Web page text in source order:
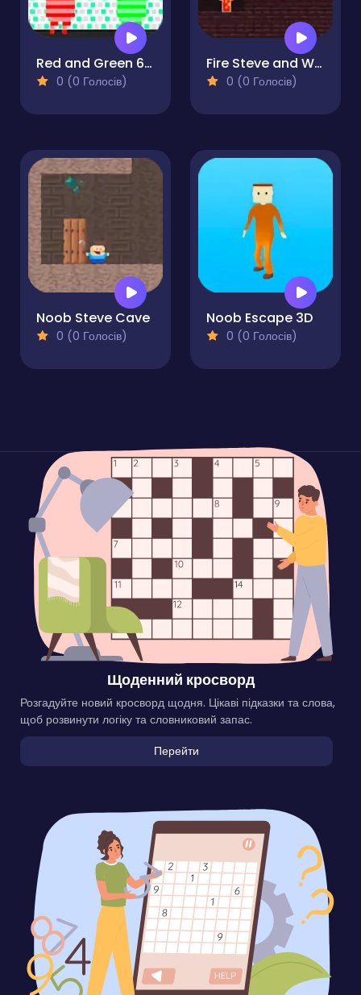
Red and Green 6: Color Rain
0 (0 Голосів)
Fire Steve and Water Alex
0 (0 Голосів)
Noob Steve Cave
0 (0 Голосів)
Noob Escape 3D
0 (0 Голосів)
Щоденний кросворд
Розгадуйте новий кросворд щодня. Цікаві підказки та слова,
щоб розвинути логіку та словниковий запас.
Перейти